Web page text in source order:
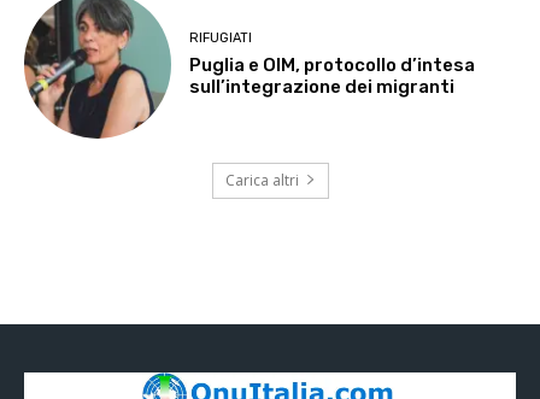
RIFUGIATI
Puglia e OIM, protocollo d’intesa
sull’integrazione dei migranti
Carica altri